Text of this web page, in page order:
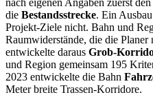
nach eigenen Angaben zuerst den
die Bestandsstrecke. Ein
Projekt-Ziele nicht. Bahn und
Raumwiderstände, die die
entwickelte daraus Grob-
und Region gemeinsam 195
2023 entwickelte die Bahn
Meter breite Trassen-Korridore.